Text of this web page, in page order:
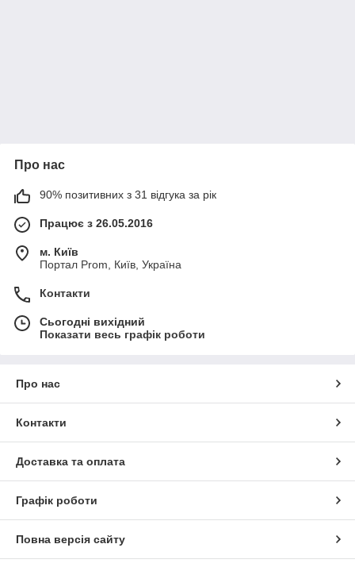
Про нас
90% позитивних з 31 відгука за рік
Працює з 26.05.2016
м. Київ
Портал Prom, Київ, Україна
Контакти
Сьогодні вихідний
Показати весь графік роботи
Про нас
Контакти
Доставка та оплата
Графік роботи
Повна версія сайту